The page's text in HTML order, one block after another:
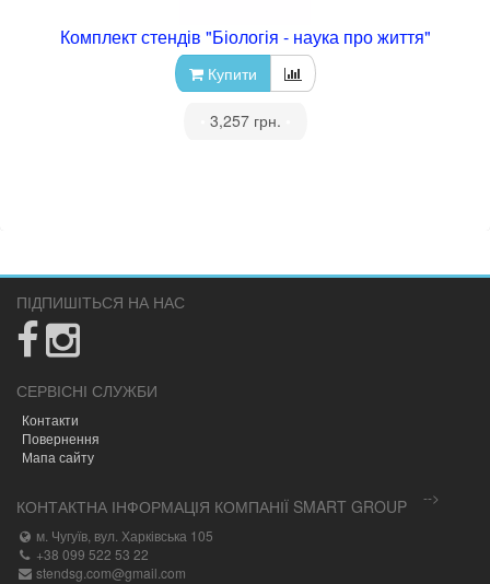
Комплект стендів "Біологія - наука про життя"
Купити
3,257 грн.
ПІДПИШІТЬСЯ НА НАС
СЕРВІСНІ СЛУЖБИ
Контакти
Повернення
Мапа сайту
-->
КОНТАКТНА ІНФОРМАЦІЯ КОМПАНІЇ SMART GROUP
м. Чугуїв, вул. Харківська 105
+38 099 522 53 22
stendsg.com@gmail.com